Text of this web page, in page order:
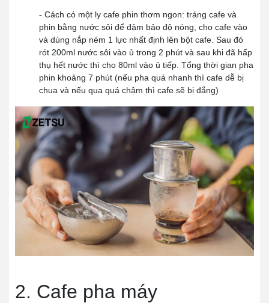
- Cách có một ly cafe phin thơm ngon: tráng cafe và
phin bằng nước sôi để đảm bảo độ nóng, cho cafe vào
và dùng nắp ném 1 lực nhất định lên bột cafe. Sau đó
rót 200ml nước sôi vào ủ trong 2 phút và sau khi đã hấp
thụ hết nước thì cho 80ml vào ủ tiếp. Tổng thời gian pha
phin khoảng 7 phút (nếu pha quá nhanh thì cafe dễ bị
chua và nếu qua quá chậm thì cafe sẽ bị đắng)
2. Cafe pha máy